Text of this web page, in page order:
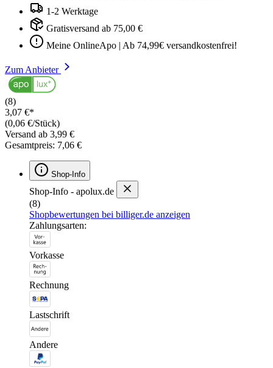
1-2 Werktage
Gratisversand ab 75,00 €
Meine OnlineApo | Ab 74,99€ versandkostenfrei!
Zum Anbieter
(8)
3,07 €*
(0,06 €/Stück)
Versand ab 3,99 €
Gesamtpreis: 7,06 €
Shop-Info
Shop-Info - apolux.de
(8)
Shopbewertungen bei billiger.de anzeigen
Zahlungsarten:
Vorkasse
Rechnung
Lastschrift
Andere